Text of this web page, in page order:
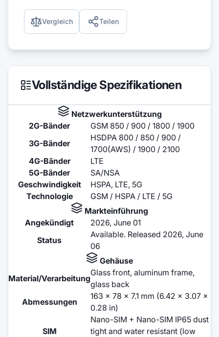
Vergleich Teilen
Vollständige Spezifikationen
Netzwerkunterstützung
2G-Bänder
GSM 850 / 900 / 1800 / 1900
3G-Bänder
HSDPA 800 / 850 / 900 /
1700(AWS) / 1900 / 2100
4G-Bänder
LTE
5G-Bänder
SA/NSA
Geschwindigkeit
HSPA, LTE, 5G
Technologie
GSM / HSPA / LTE / 5G
Markteinführung
Angekündigt
2026, June 01
Status
Available. Released 2026, June
06
Gehäuse
Material/Verarbeitung
Glass front, aluminum frame,
glass back
Abmessungen
163 x 78 x 7.1 mm (6.42 x 3.07 x
0.28 in)
SIM
Nano-SIM + Nano-SIM IP65 dust
tight and water resistant (low